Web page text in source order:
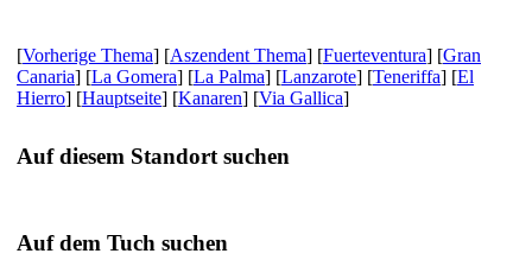
[Vorherige Thema] [Aszendent Thema] [Fuerteventura] [Gran
Canaria] [La Gomera] [La Palma] [Lanzarote] [Teneriffa] [El
Hierro] [Hauptseite] [Kanaren] [Via Gallica]
Auf diesem Standort suchen
Auf dem Tuch suchen